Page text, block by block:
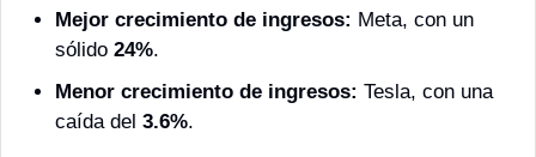
Mejor crecimiento de ingresos: Meta, con un
sólido 24%.
Menor crecimiento de ingresos: Tesla, con una
caída del 3.6%.